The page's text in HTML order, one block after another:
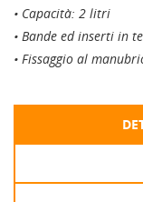
• Capacità: 2 litri
• Bande ed inserti in
• Fissaggio al